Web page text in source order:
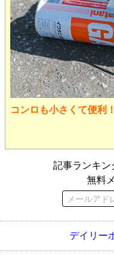
コンロも小さくて便利！
記事ランキン
無料
デイリー